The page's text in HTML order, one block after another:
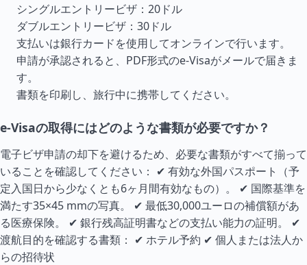
シングルエントリービザ：20ドル
ダブルエントリービザ：30ドル
支払いは銀行カードを使用してオンラインで行います。
申請が承認されると、PDF形式のe-Visaがメールで届きま
す。
書類を印刷し、旅行中に携帯してください。
e-Visaの取得にはどのような書類が必要ですか？
電子ビザ申請の却下を避けるため、必要な書類がすべて揃って
いることを確認してください： ✔ 有効な外国パスポート（予
定入国日から少なくとも6ヶ月間有効なもの）。 ✔ 国際基準を
満たす35×45 mmの写真。 ✔ 最低30,000ユーロの補償額があ
る医療保険。 ✔ 銀行残高証明書などの支払い能力の証明。 ✔
渡航目的を確認する書類： ✔ ホテル予約 ✔ 個人または法人か
らの招待状